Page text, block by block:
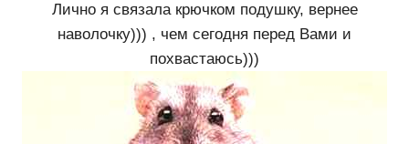
Лично я связала крючком подушку, вернее
наволочку))) , чем сегодня перед Вами и
похвастаюсь)))